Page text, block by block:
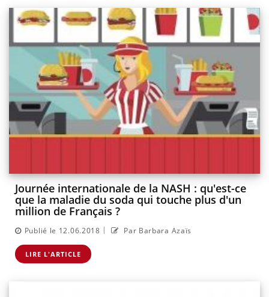
Journée internationale de la NASH : qu'est-ce
que la maladie du soda qui touche plus d'un
million de Français ?
Publié le 12.06.2018 | Par Barbara Azaïs
LIRE L'ARTICLE